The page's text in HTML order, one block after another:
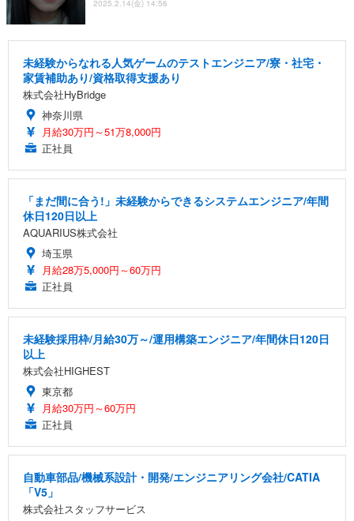
2025.2.14(金) 14:56
未経験からなれる人気ゲームのテストエンジニア/寮・社宅・
家賃補助あり/資格取得支援あり
株式会社HyBridge
神奈川県
月給30万円～51万8,000円
正社員
「まだ間に合う!」未経験からできるシステムエンジニア/年間
休日120日以上
AQUARIUS株式会社
埼玉県
月給28万5,000円～60万円
正社員
未経験採用枠/月給30万～/運用構築エンジニア/年間休日120日
以上
株式会社HIGHEST
東京都
月給30万円～60万円
正社員
自動車部品/機械系設計・開発/エンジニアリング会社/CATIA
「V5」
株式会社スタッフサービス